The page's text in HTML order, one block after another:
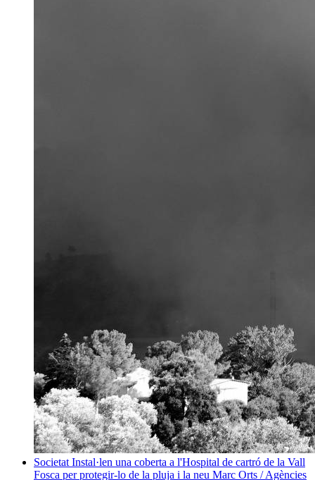
Societat Instal·len una coberta a l'Hospital de cartró de la Vall
Fosca per protegir-lo de la pluja i la neu Marc Orts / Agències